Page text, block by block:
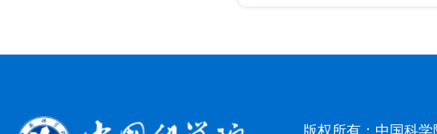
版权所有：中国科